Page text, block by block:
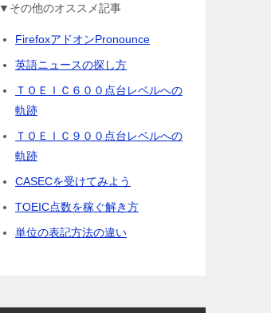
▼その他のオススメ記事
FirefoxアドオンPronounce
英語ニュースの探し方
ＴＯＥＩＣ６００点台レベルへの
軌跡
ＴＯＥＩＣ９００点台レベルへの
軌跡
CASECを受けてみよう
TOEIC点数を稼ぐ解き方
単位の表記方法の違い